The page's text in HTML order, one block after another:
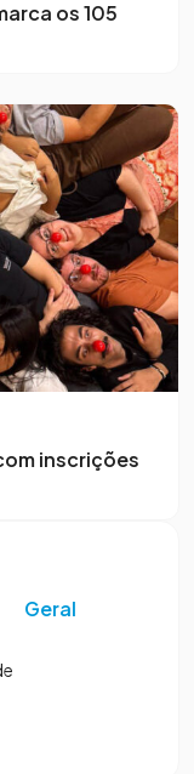
os 105
inscrições
Geral